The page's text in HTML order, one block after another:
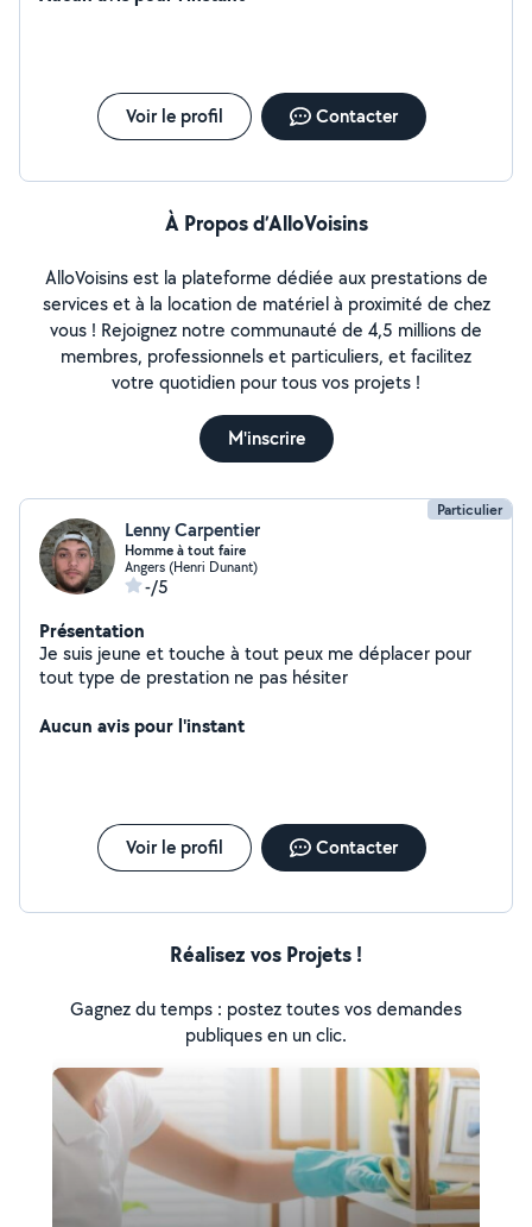
Voir le profil Contacter
À Propos d’AlloVoisins
AlloVoisins est la plateforme dédiée aux prestations de
services et à la location de matériel à proximité de chez
vous ! Rejoignez notre communauté de 4,5 millions de
membres, professionnels et particuliers, et facilitez
votre quotidien pour tous vos projets !
M'inscrire
Particulier
Lenny Carpentier
Homme à tout faire
Angers (Henri Dunant)
-/5
Présentation
Je suis jeune et touche à tout peux me déplacer pour
tout type de prestation ne pas hésiter
Aucun avis pour l'instant
Voir le profil Contacter
Réalisez vos Projets !
Gagnez du temps : postez toutes vos demandes
publiques en un clic.